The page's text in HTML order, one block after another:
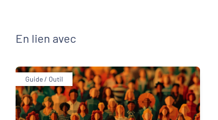
En lien avec
Guide / Outil